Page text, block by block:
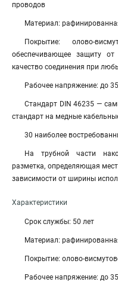
проводов
Материал:
Покрытие: олово-
обеспечивающее защиту
качество соединения при
Рабочее напряжение: до
Стандарт DIN 46235 —
стандарт на медные
30 наиболее
На трубной части
разметка, определяющая
зависимости от ширины
Характеристики
Срок службы: 50 лет
Материал:
Покрытие: олово-
Рабочее напряжение: до